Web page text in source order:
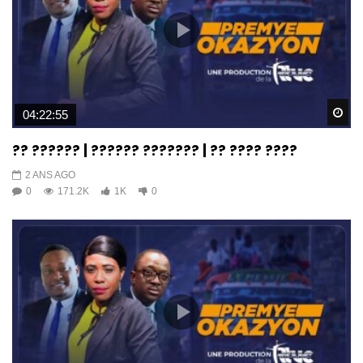
04:22:55
?? ?????? | ?????? ??????? | ?? ???? ????
2 ANS AGO
0
171.2K 1K 0